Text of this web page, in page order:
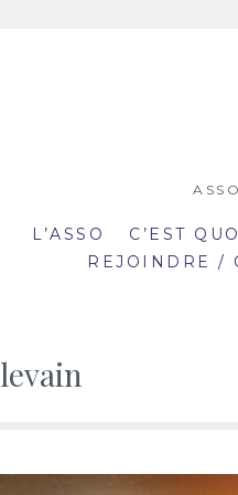
L’ASSO C’EST
REJOINDRE /
levain